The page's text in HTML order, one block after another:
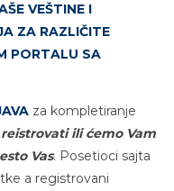
VEŠTINE I
ZA RAZLIČITE
PORTALU SA
za kompletiranje
ili ćemo Vam
Vas. Posetioci sajta
a registrovani